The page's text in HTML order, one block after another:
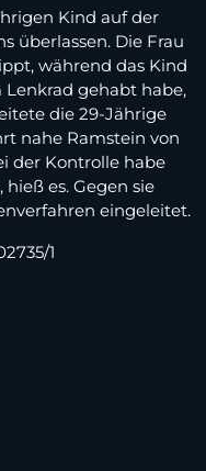
Kind auf der
überlassen. Die Frau
während das Kind
gehabt habe,
die 29-Jährige
nahe Ramstein von
der Kontrolle habe
es. Gegen sie
eingeleitet.
1